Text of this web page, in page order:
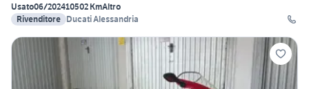
Usato06/202410502 KmAltro
Rivenditore Ducati Alessandria